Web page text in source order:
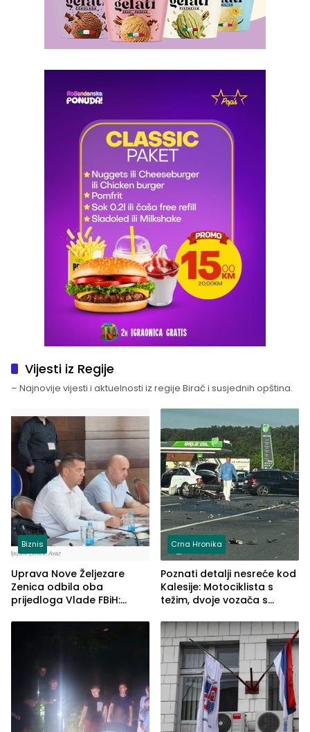
Vijesti iz Regije
– Najnovije vijesti i aktuelnosti iz regije Birač i susjednih opština.
Biznis
Uprava Nove Željezare
Zenica odbila oba
prijedloga Vlade FBiH:
rješenje
Crna Hronika
Poznati detalji nesreće kod
Kalesije: Motociklista s
težim, dvoje vozača s